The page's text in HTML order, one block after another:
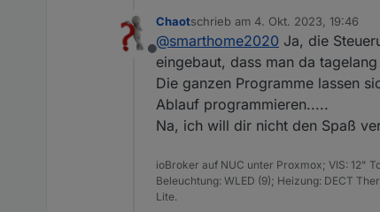
Nun noch eine
Segmente
bzw Gruppen
Edit: hab’s
geht aber :)
Offline
Chaotschrieb am 4. Okt. 2023, 19:46
zuletzt editiert von
@smarthome2020 Ja, die
eingebaut, dass man da
Die ganzen Programme lassen
Ablauf programmieren.....
Na, ich will dir nicht den Spaß
ioBroker auf NUC unter Proxmox; VIS: 12"
Beleuchtung: WLED (9); Heizung: DECT
Lite.